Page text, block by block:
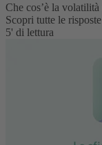
Che cos’è la
Scopri tutte le
5' di lettura